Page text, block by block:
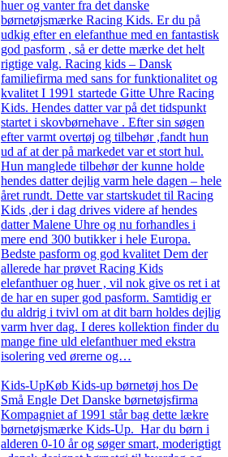
huer og vanter fra det danske
børnetøjsmærke Racing Kids. Er du på
udkig efter en elefanthue med en fantastisk
god pasform , så er dette mærke det helt
rigtige valg. Racing kids – Dansk
familiefirma med sans for funktionalitet og
kvalitet I 1991 startede Gitte Uhre Racing
Kids. Hendes datter var på det tidspunkt
startet i skovbørnehave . Efter sin søgen
efter varmt overtøj og tilbehør ,fandt hun
ud af at der på markedet var et stort hul.
Hun manglede tilbehør der kunne holde
hendes datter dejlig varm hele dagen – hele
året rundt. Dette var startskudet til Racing
Kids ,der i dag drives videre af hendes
datter Malene Uhre og nu forhandles i
mere end 300 butikker i hele Europa.
Bedste pasform og god kvalitet Dem der
allerede har prøvet Racing Kids
elefanthuer og huer , vil nok give os ret i at
de har en super god pasform. Samtidig er
du aldrig i tvivl om at dit barn holdes dejlig
varm hver dag. I deres kollektion finder du
mange fine uld elefanthuer med ekstra
isolering ved ørerne og…
Kids-UpKøb Kids-up børnetøj hos De
Små Engle Det Danske børnetøjsfirma
Kompagniet af 1991 står bag dette lækre
børnetøjsmærke Kids-Up. Har du børn i
alderen 0-10 år og søger smart, moderigtigt